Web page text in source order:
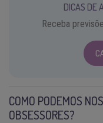
DICAS DE
Receba
COMO PODEMOS
OBSESSORES?